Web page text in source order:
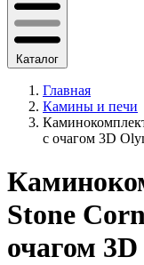
Каталог
Главная
Камины и печи
с очагом 3D
Stone
очагом